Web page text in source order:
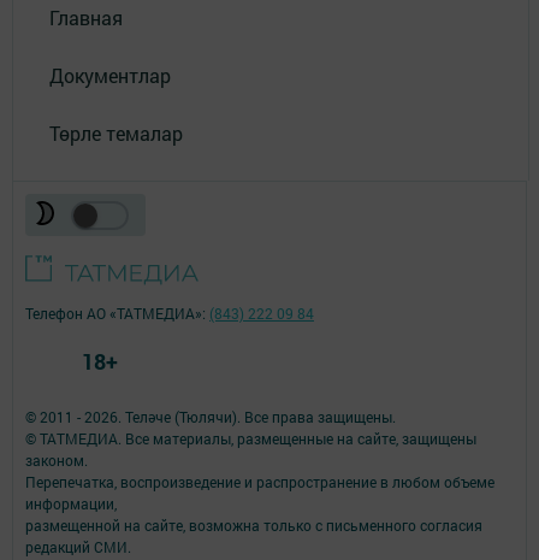
Главная
Документлар
Төрле темалар
© 2011 - 2026. Теләче (Тюлячи). Все права защищены.
© ТАТМЕДИА. Все материалы, размещенные на сайте, защищены
законом.
Перепечатка, воспроизведение и распространение в любом объеме
информации,
размещенной на сайте, возможна только с письменного согласия
редакций СМИ.
Телефон АО «ТАТМЕДИА»: (843) 222 09 84
18+